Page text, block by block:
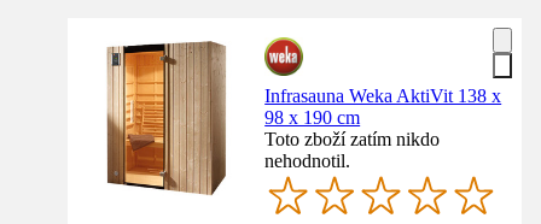
Infrasauna Weka AktiVit 138 x
98 x 190 cm
Toto zboží zatím nikdo
nehodnotil.